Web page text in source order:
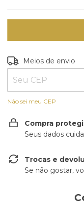
Entregas para o CEP:
Meios de envio
Não sei meu CEP
Compra
Seus dados
Trocas e
Se não gostar,